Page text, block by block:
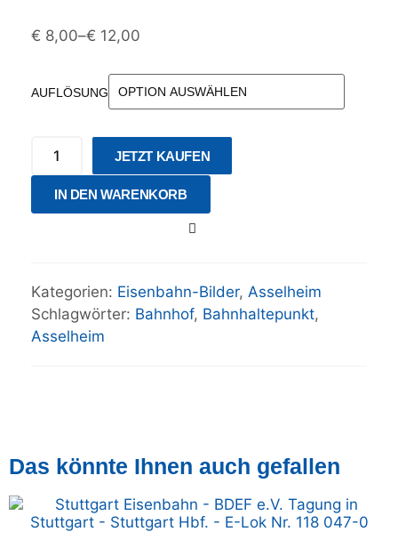
€ 8,00–€ 12,00
AUFLÖSUNG
JETZT KAUFEN
IN DEN WARENKORB
Kategorien: Eisenbahn-Bilder, Asselheim
Schlagwörter: Bahnhof, Bahnhaltepunkt,
Asselheim
Das könnte Ihnen auch gefallen